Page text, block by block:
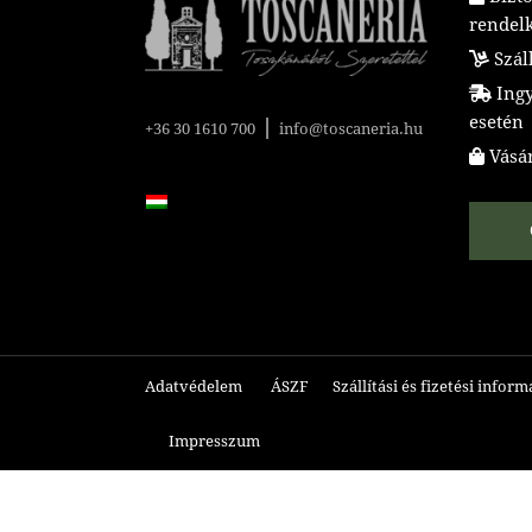
+36 30 1610 700 | info@toscaneria.hu
esetén
Adatvédelem ÁSZF Szállítási és fizetési
Impresszum